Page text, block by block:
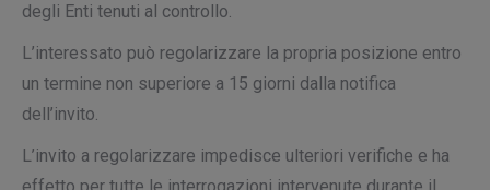
degli Enti tenuti al controllo.
L’interessato può regolarizzare la propria posizione entro
un termine non superiore a 15 giorni dalla notifica
dell’invito.
L’invito a regolarizzare impedisce ulteriori verifiche e ha